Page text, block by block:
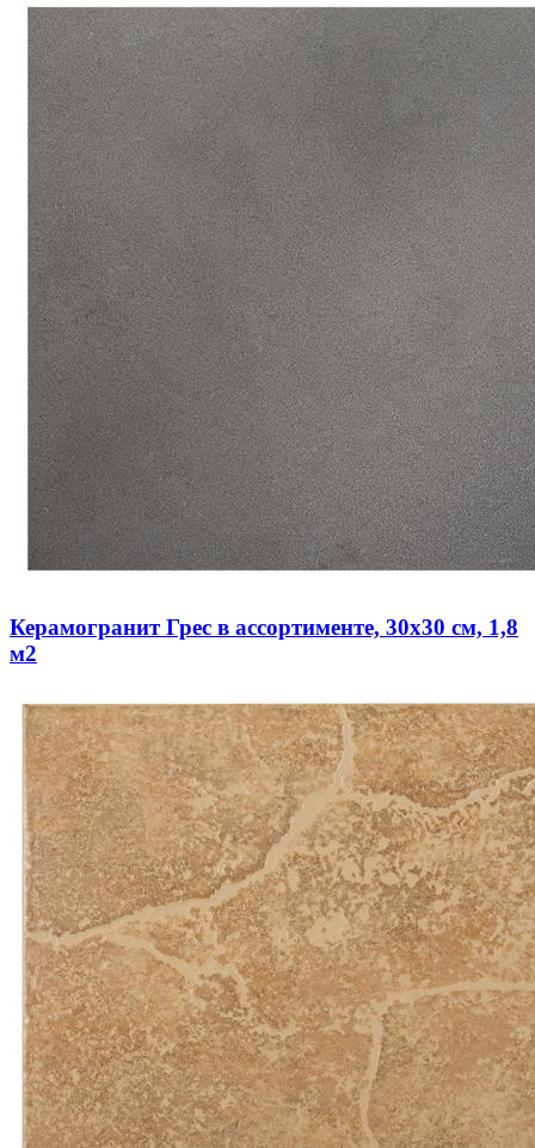
Керамогранит Грес в ассортименте, 30х30 см, 1,8
м2